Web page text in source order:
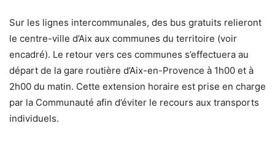
Sur les lignes intercommunales, des bus gratuits relieront
le centre-ville d’Aix aux communes du territoire (voir
encadré). Le retour vers ces communes s’effectuera au
départ de la gare routière d’Aix-en-Provence à 1h00 et à
2h00 du matin. Cette extension horaire est prise en charge
par la Communauté afin d’éviter le recours aux transports
individuels.